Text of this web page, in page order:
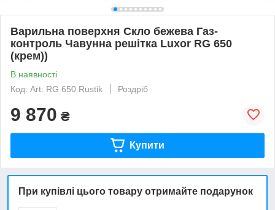
Варильна поверхня Скло бежева Газ-
контроль Чавунна решітка Luxor RG 650
(крем))
В наявності
Код: Art: RG 650 Rustik
Роздріб
9 870 ₴
Купити
При купівлі цього товару отримайте подарунок